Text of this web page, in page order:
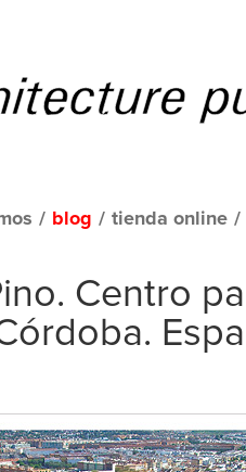
/ blog / tienda online /
Centro